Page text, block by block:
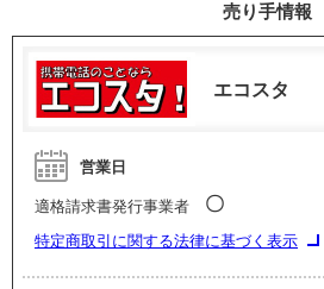
売り手情報
エコスタ
営業日
適格請求書発行事業者 〇
特定商取引に関する法律に基づく表示